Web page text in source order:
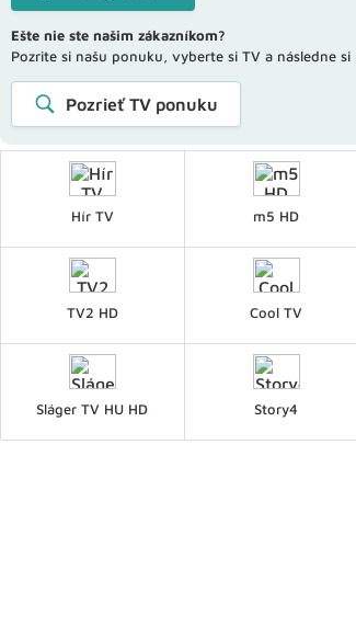
Ešte nie ste našim zákazníkom?
Pozrite si našu ponuku, vyberte si TV a následne
Pozrieť TV ponuku
Hír TV m5 HD
TV2 HD Cool TV
Sláger TV HU HD Story4